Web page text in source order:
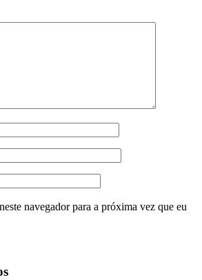
navegador para a próxima vez que eu